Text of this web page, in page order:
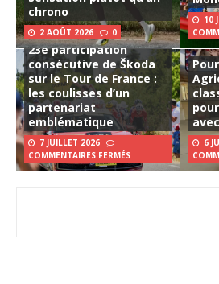
chrono
2 AOÛT 2026 0
10
23e participation
consécutive de Škoda
sur le Tour de France :
les coulisses d’un
partenariat
emblématique
7 JUILLET 2026
COMMENTAIRES FERMÉS
6